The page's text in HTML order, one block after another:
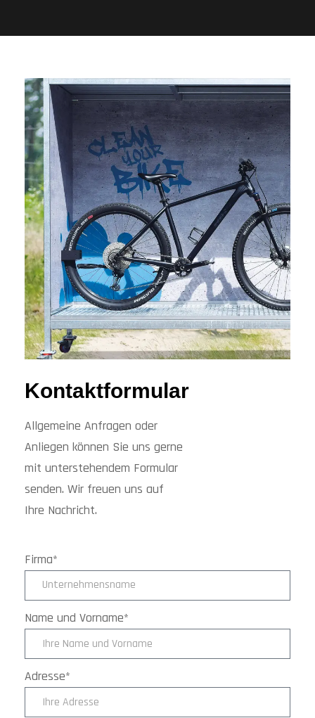
Kontaktformular
Allgemeine Anfragen oder
Anliegen können Sie uns gerne
mit unterstehendem Formular
senden. Wir freuen uns auf
Ihre Nachricht.
Firma*
Name und Vorname*
Adresse*